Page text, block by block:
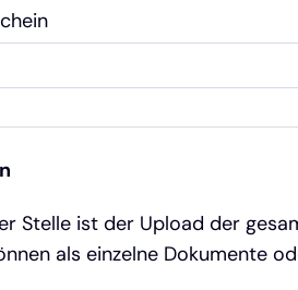
Stelle ist der Upload der
als einzelne Dokumente